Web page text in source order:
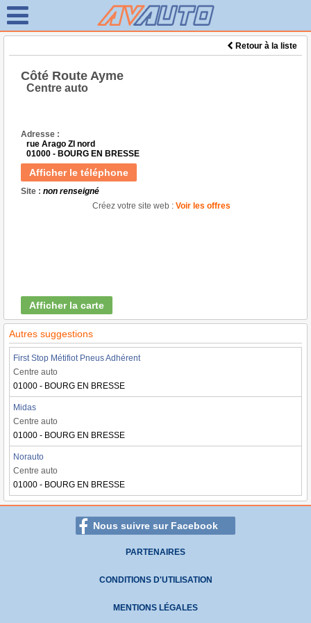
Retour à la liste
Côté Route Ayme
Centre auto
Adresse :
rue Arago ZI nord
01000 - BOURG EN BRESSE
Afficher le téléphone
Site : non renseigné
Créez votre site web : Voir les offres
Afficher la carte
Autres suggestions
First Stop Métifiot Pneus Adhérent
Centre auto
01000 - BOURG EN BRESSE
Midas
Centre auto
01000 - BOURG EN BRESSE
Norauto
Centre auto
01000 - BOURG EN BRESSE
Nous suivre sur Facebook
PARTENAIRES
CONDITIONS D'UTILISATION
MENTIONS LÉGALES